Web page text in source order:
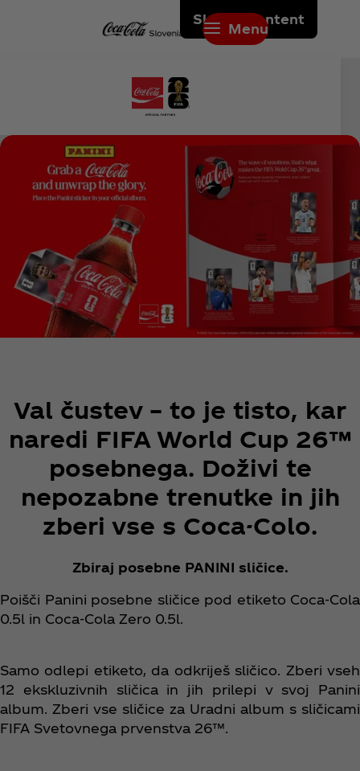
Skip to content
Menu
Val čustev – to je tisto, kar
naredi FIFA World Cup 26™
posebnega. Doživi te
nepozabne trenutke in jih
zberi vse s Coca-Colo.
Zbiraj posebne PANINI sličice.
Poišči Panini posebne sličice pod etiketo Coca‑Cola
0.5l in Coca‑Cola Zero 0.5l.
Samo odlepi etiketo, da odkriješ sličico. Zberi vseh
12 ekskluzivnih sličica in jih prilepi v svoj Panini
album. Zberi vse sličice za Uradni album s sličicami
FIFA Svetovnega prvenstva 26™.